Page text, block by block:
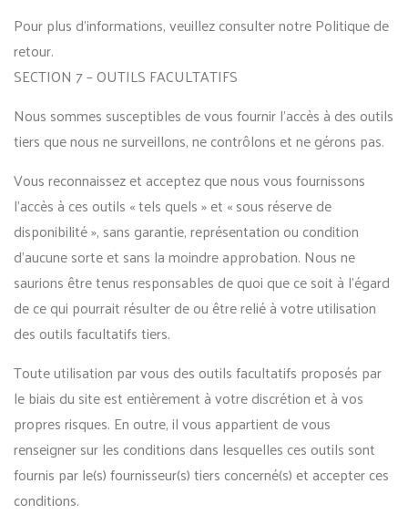
Pour plus d’informations, veuillez consulter notre Politique de
retour.
SECTION 7 – OUTILS FACULTATIFS
Nous sommes susceptibles de vous fournir l’accès à des outils
tiers que nous ne surveillons, ne contrôlons et ne gérons pas.
Vous reconnaissez et acceptez que nous vous fournissons
l’accès à ces outils « tels quels » et « sous réserve de
disponibilité », sans garantie, représentation ou condition
d’aucune sorte et sans la moindre approbation. Nous ne
saurions être tenus responsables de quoi que ce soit à l’égard
de ce qui pourrait résulter de ou être relié à votre utilisation
des outils facultatifs tiers.
Toute utilisation par vous des outils facultatifs proposés par
le biais du site est entièrement à votre discrétion et à vos
propres risques. En outre, il vous appartient de vous
renseigner sur les conditions dans lesquelles ces outils sont
fournis par le(s) fournisseur(s) tiers concerné(s) et accepter ces
conditions.